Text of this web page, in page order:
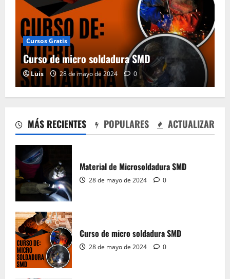
MÁS RECIENTES POPULARES ACTUALIZAR
Material de Microsoldadura SMD
28 de mayo de 2024 0
Curso de micro soldadura SMD
28 de mayo de 2024 0
Cursos Gratis
Curso de micro soldadura SMD
Luis 28 de mayo de 2024 0
Curso de micro soldadura SMD
3
Material de aprender a leer Diagramas
28 de mayo de 2024 0
4
28 de mayo de 2024 0